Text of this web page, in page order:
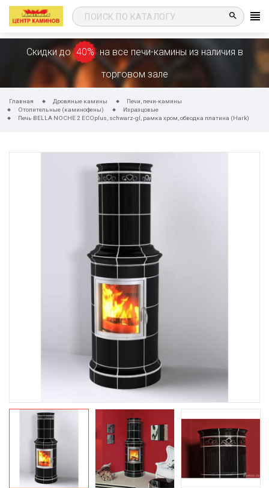
search
Скидки до 40% на все печи-камины из наличия в
торговом зале
Главная Дровяные камины
Печи, печи-камины
Отопительные (каминофены)
Изразцовые
Печь BELLA NOCHE 2 ECOplus, schwarz-gl, рамка хром, обводка платина (Hark)